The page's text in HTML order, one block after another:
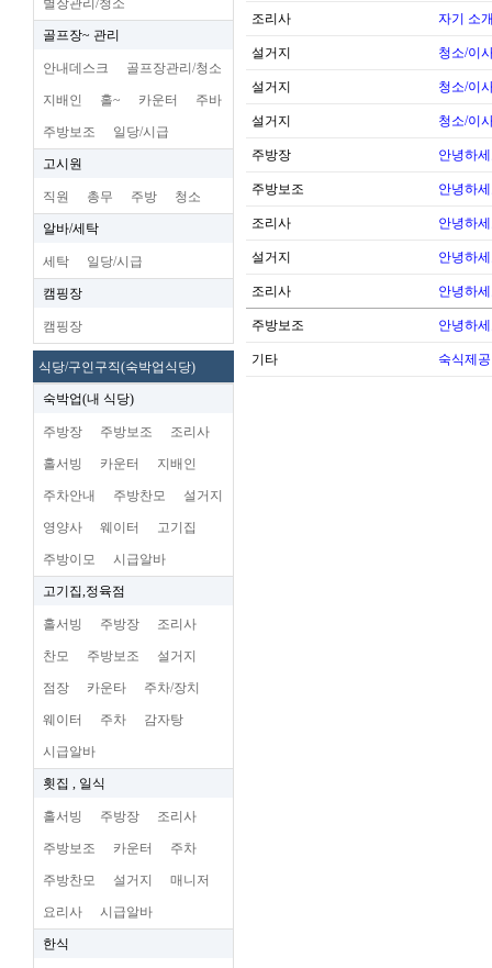
별장관리/청소
골프장~ 관리
안내데스크 골프장관리/청소
지배인 홀~ 카운터 주바
주방보조 일당/시급
고시원
직원 총무 주방 청소
알바/세탁
세탁 일당/시급
캠핑장
캠핑장
식당/구인구직(숙박업식당)
숙박업(내 식당)
주방장 주방보조 조리사
홀서빙 카운터 지배인
주차안내 주방찬모 설거지
영양사 웨이터 고기집
주방이모 시급알바
고기집,정육점
홀서빙 주방장 조리사
찬모 주방보조 설거지
점장 카운타 주차/장치
웨이터 주차 감자탕
시급알바
횟집 , 일식
홀서빙 주방장 조리사
주방보조 카운터 주차
주방찬모 설거지 매니저
요리사 시급알바
한식
조리사 자기 소
설거지 청소/이
설거지 청소/이
설거지 청소/이
주방장 안녕하
주방보조 안녕하
조리사 안녕하
설거지 안녕하
조리사 안녕하
주방보조 안녕하
기타 숙식제